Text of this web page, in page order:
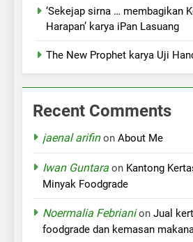
‘Sekejap sirna … membagikan
Harapan’ karya iPan Lasuang
The New Prophet karya Uji
Recent Comments
jaenal arifinon About Me
Iwan Guntara on Kantong
Minyak Foodgrade
Noermalia Febrianion Jual
foodgrade dan kemasan